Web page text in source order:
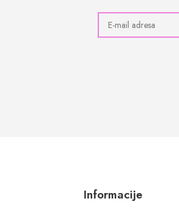
Informacije